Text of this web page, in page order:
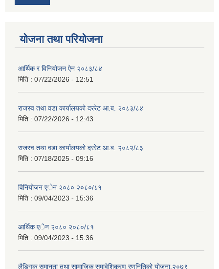
योजना तथा परियोजना
आर्थिक र विनियोजन ऐन २०८३/८४
मिति : 07/22/2026 - 12:51
राजस्व तथा वडा कार्यालयको दररेट आ.ब. २०८३/८४
मिति : 07/22/2026 - 12:43
राजस्व तथा वडा कार्यालयको दररेट आ.ब. २०८२/८३
मिति : 07/18/2025 - 09:16
विनियोजन एेन २०८० २०८०/८१
मिति : 09/04/2023 - 15:36
आर्थिक एेन २०८० २०८०/८१
मिति : 09/04/2023 - 15:36
लैङ्गिक समानता तथा सामाजिक समावेशिकरण रणनितिको योजना,२०७९